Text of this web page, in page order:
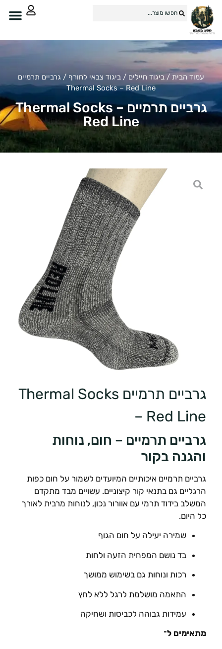
עמוד הבית/ביגוד חיילים/ביגוד צבאי לחורף/ גרביים תרמיים
Thermal Socks – Red Line
גרביים תרמיים Thermal Socks –
Red Line
גרביים תרמיים Thermal Socks
– Red Line
גרביים תרמיים – חום, נוחות
והגנה בקור
גרביים תרמיים איכותיים המיועדים לשמור על חום כפות
הרגליים גם בתנאי קור קיצוניים. עשויים מבד מתקדם
המשלב בידוד תרמי עם אוורור נכון, לנוחות מרבית לאורך
כל היום.
שמירה יעילה על חום הגוף
בד נושם המפחית הזעה ולחות
רכות ונוחות גם בשימוש ממושך
התאמה מושלמת לרגל ללא לחץ
עמידות גבוהה לכביסות ושחיקה
מתאימים ל־